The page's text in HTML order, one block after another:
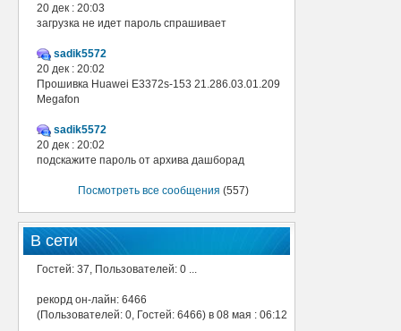
20 дек : 20:03
загрузка не идет пароль спрашивает
sadik5572
20 дек : 20:02
Прошивка Huawei E3372s-153 21.286.03.01.209
Megafon
sadik5572
20 дек : 20:02
подскажите пароль от архива дашборад
Посмотреть все сообщения (557)
В сети
Гостей: 37, Пользователей: 0 ...
рекорд он-лайн: 6466
(Пользователей: 0, Гостей: 6466) в 08 мая : 06:12